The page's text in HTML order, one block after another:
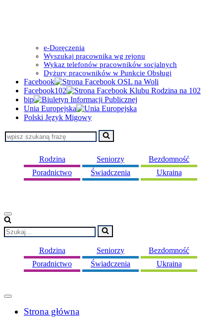
e-Doręczenia
Wyszukaj pracownika wg rejonu
Wykaz telefonów pracowników socjalnych
Dyżury pracowników w Punkcie Obsługi
Facebook
Facebook102
bip
Unia Europejska
Polski Język Migowy
Szukaj...
Rodzina Seniorzy
Bezdomność
Poradnictwo
Świadczenia Ukraina
Menu
nawigacji
Szukaj...
Rodzina Seniorzy
Bezdomność
Poradnictwo
Świadczenia Ukraina
Menu
nawigacjiStrona główna